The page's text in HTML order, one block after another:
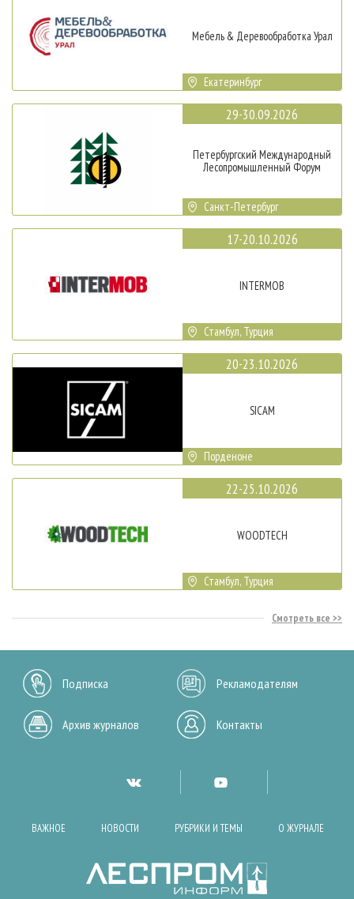
Мебель & Деревообработка Урал
Екатеринбург
29-30.09.2026
Петербургский Международный
Лесопромышленный Форум
Санкт-Петербург
17-20.10.2026
INTERMOB
Стамбул, Турция
20-23.10.2026
SICAM
Порденоне
22-25.10.2026
WOODTECH
Стамбул, Турция
Смотреть все
Подписка Рекламодателям
Архив журналов Контакты
ВАЖНОЕ НОВОСТИ РУБРИКИ И ТЕМЫ О ЖУРНАЛЕ